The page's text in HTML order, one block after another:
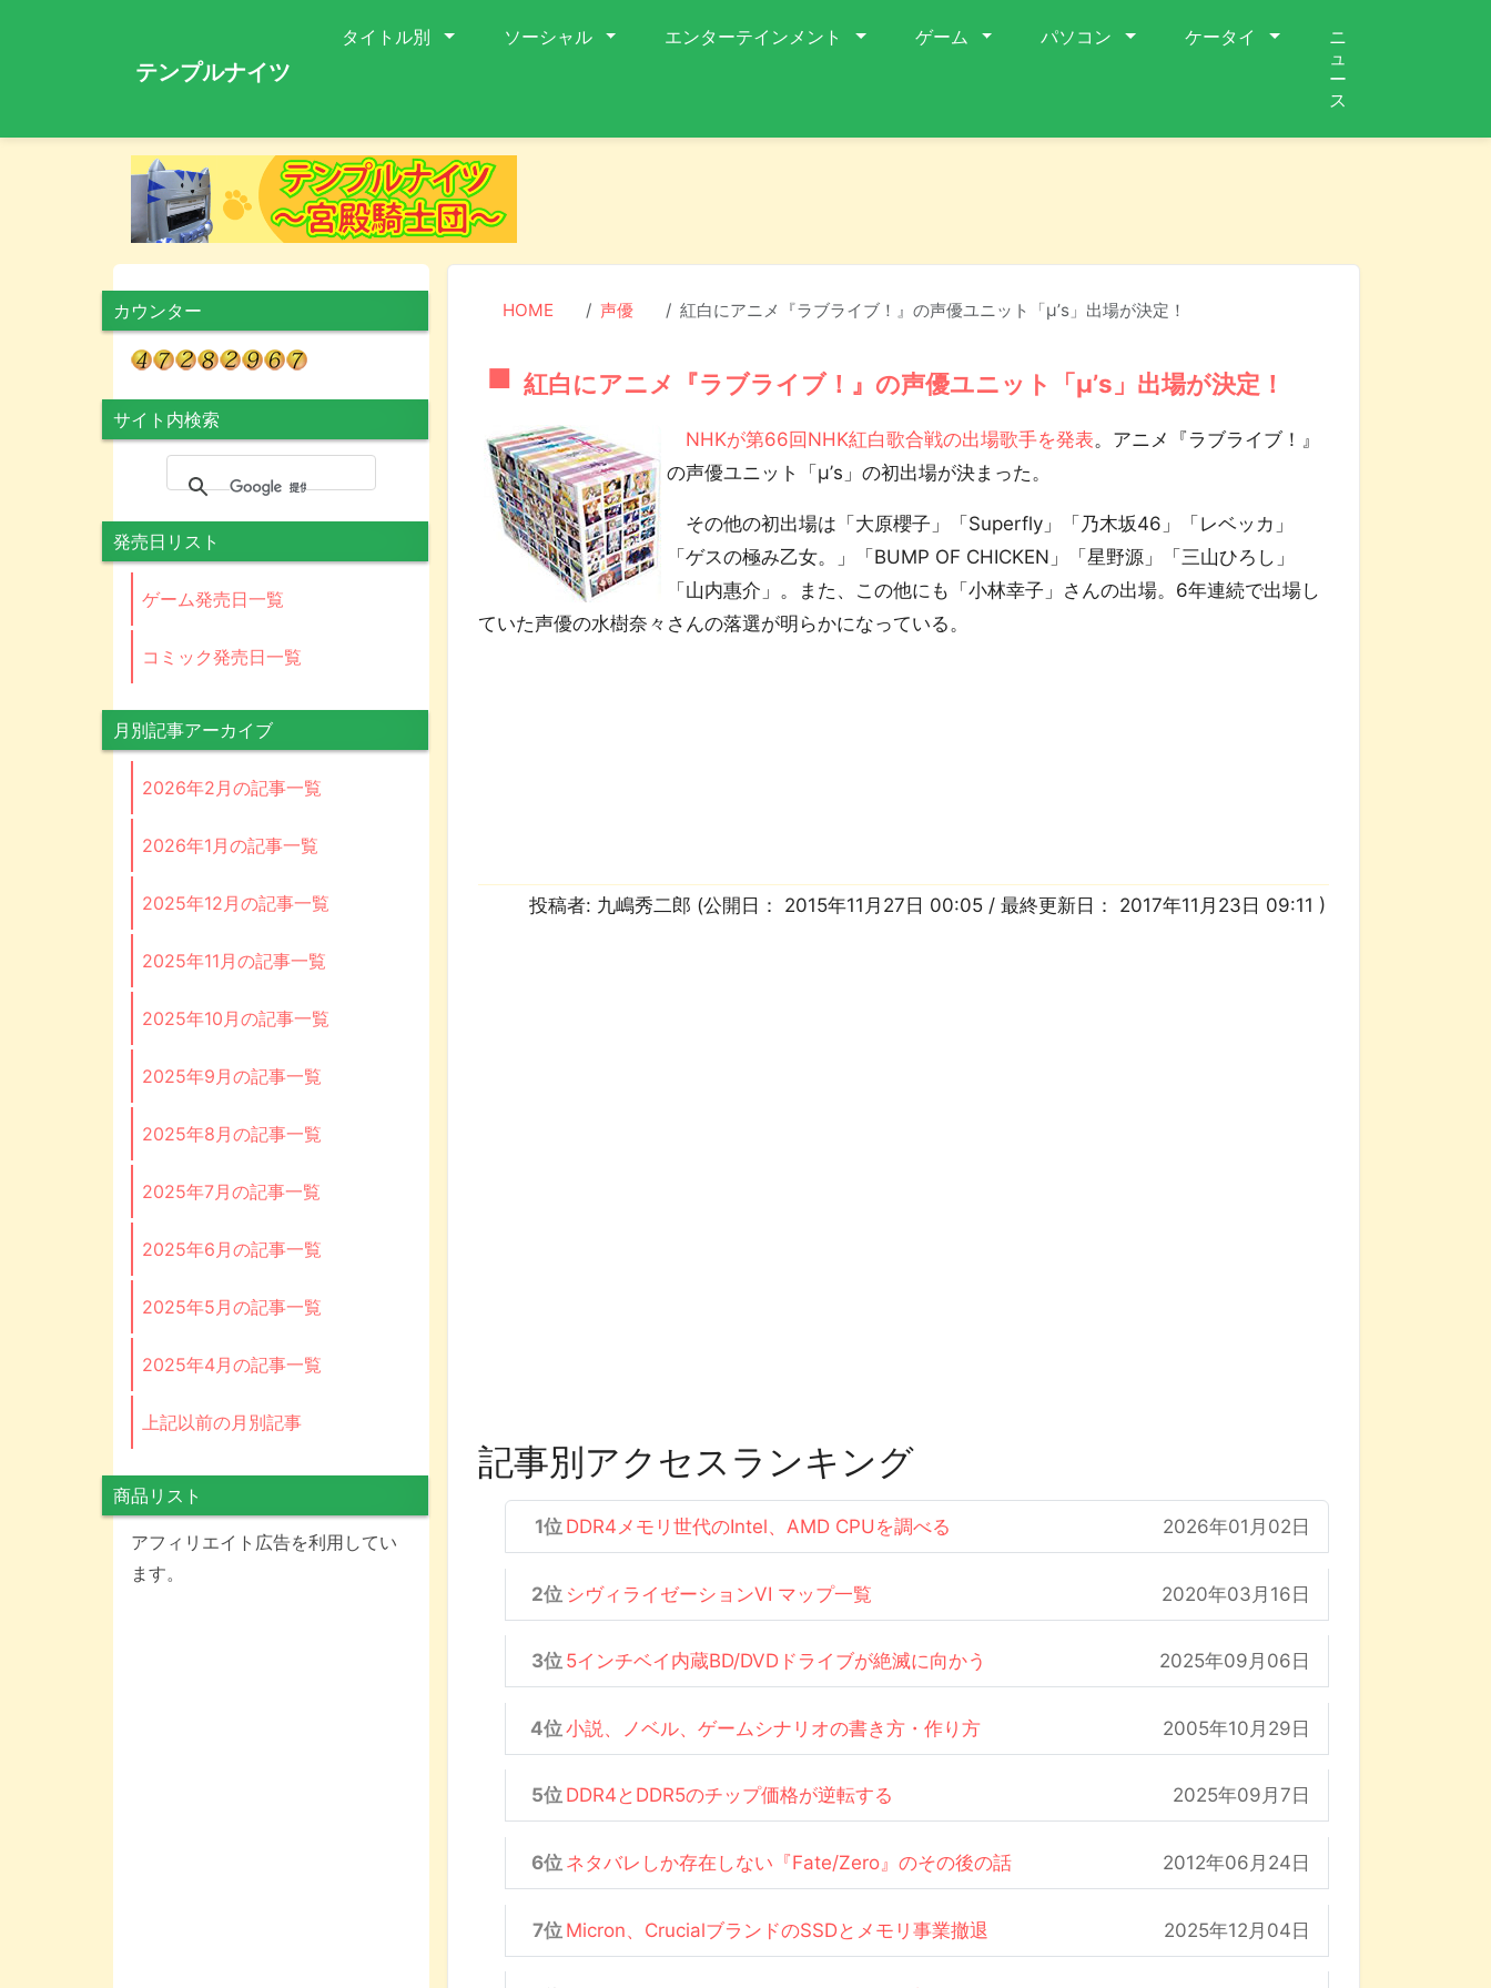
テンプルナイツ
タイトル別 ソーシャル エンターテインメント ゲーム パソコン ケータイ
ニ
ュ
ー
ス
HOME 声優 紅白にアニメ『ラブライブ！』の声優ユニット「μ’s」出場が決定！
紅白にアニメ『ラブライブ！』の声優ユニット「μ’s」出場が決定！
NHKが第66回NHK紅白歌合戦の出場歌手を発表。アニメ『ラブライブ！』
の声優ユニット「μ’s」の初出場が決まった。
その他の初出場は「大原櫻子」「Superfly」「乃木坂46」「レベッカ」
「ゲスの極み乙女。」「BUMP OF CHICKEN」「星野源」「三山ひろし」
「山内惠介」。また、この他にも「小林幸子」さんの出場。6年連続で出場し
ていた声優の水樹奈々さんの落選が明らかになっている。
投稿者: 九嶋秀二郎 (公開日： 2015年11月27日 00:05 / 最終更新日： 2017年11月23日 09:11 )
記事別アクセスランキング
DDR4メモリ世代のIntel、AMD CPUを調べる 2026年01月02日
シヴィライゼーションVI マップ一覧 2020年03月16日
5インチベイ内蔵BD/DVDドライブが絶滅に向かう 2025年09月06日
小説、ノベル、ゲームシナリオの書き方・作り方 2005年10月29日
DDR4とDDR5のチップ価格が逆転する 2025年09月7日
ネタバレしか存在しない『Fate/Zero』のその後の話 2012年06月24日
Micron、CrucialブランドのSSDとメモリ事業撤退 2025年12月04日
カウンター
サイト内検索
発売日リスト
ゲーム発売日一覧
コミック発売日一覧
月別記事アーカイブ
2026年2月の記事一覧
2026年1月の記事一覧
2025年12月の記事一覧
2025年11月の記事一覧
2025年10月の記事一覧
2025年9月の記事一覧
2025年8月の記事一覧
2025年7月の記事一覧
2025年6月の記事一覧
2025年5月の記事一覧
2025年4月の記事一覧
上記以前の月別記事
商品リスト
アフィリエイト広告を利用してい
ます。